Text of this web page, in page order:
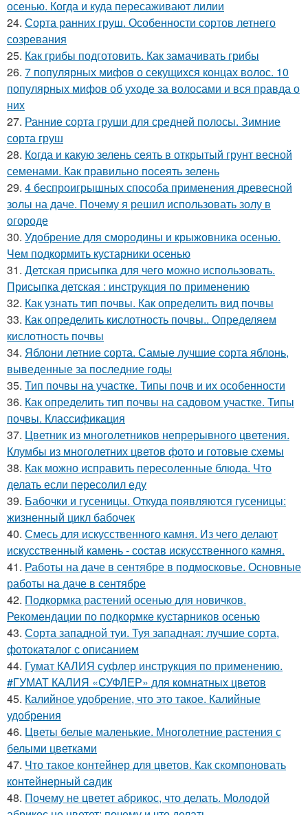
осенью. Когда и куда пересаживают лилии
24. Сорта ранних груш. Особенности сортов летнего
созревания
25. Как грибы подготовить. Как замачивать грибы
26. 7 популярных мифов о секущихся концах волос. 10
популярных мифов об уходе за волосами и вся правда о
них
27. Ранние сорта груши для средней полосы. Зимние
сорта груш
28. Когда и какую зелень сеять в открытый грунт весной
семенами. Как правильно посеять зелень
29. 4 беспроигрышных способа применения древесной
золы на даче. Почему я решил использовать золу в
огороде
30. Удобрение для смородины и крыжовника осенью.
Чем подкормить кустарники осенью
31. Детская присыпка для чего можно использовать.
Присыпка детская : инструкция по применению
32. Как узнать тип почвы. Как определить вид почвы
33. Как определить кислотность почвы.. Определяем
кислотность почвы
34. Яблони летние сорта. Самые лучшие сорта яблонь,
выведенные за последние годы
35. Тип почвы на участке. Типы почв и их особенности
36. Как определить тип почвы на садовом участке. Типы
почвы. Классификация
37. Цветник из многолетников непрерывного цветения.
Клумбы из многолетних цветов фото и готовые схемы
38. Как можно исправить пересоленные блюда. Что
делать если пересолил еду
39. Бабочки и гусеницы. Откуда появляются гусеницы:
жизненный цикл бабочек
40. Смесь для искусственного камня. Из чего делают
искусственный камень - состав искусственного камня.
41. Работы на даче в сентябре в подмосковье. Основные
работы на даче в сентябре
42. Подкормка растений осенью для новичков.
Рекомендации по подкормке кустарников осенью
43. Сорта западной туи. Туя западная: лучшие сорта,
фотокаталог с описанием
44. Гумат КАЛИЯ суфлер инструкция по применению.
#ГУМАТ КАЛИЯ «СУФЛЕР» для комнатных цветов
45. Калийное удобрение, что это такое. Калийные
удобрения
46. Цветы белые маленькие. Многолетние растения с
белыми цветками
47. Что такое контейнер для цветов. Как скомпоновать
контейнерный садик
48. Почему не цветет абрикос, что делать. Молодой